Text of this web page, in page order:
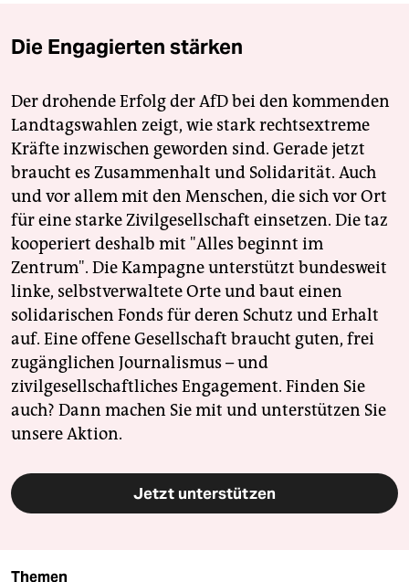
Die Engagierten stärken
Der drohende Erfolg der AfD bei den kommenden
Landtagswahlen zeigt, wie stark rechtsextreme
Kräfte inzwischen geworden sind. Gerade jetzt
braucht es Zusammenhalt und Solidarität. Auch
und vor allem mit den Menschen, die sich vor Ort
für eine starke Zivilgesellschaft einsetzen. Die taz
kooperiert deshalb mit "Alles beginnt im
Zentrum". Die Kampagne unterstützt bundesweit
linke, selbstverwaltete Orte und baut einen
solidarischen Fonds für deren Schutz und Erhalt
auf. Eine offene Gesellschaft braucht guten, frei
zugänglichen Journalismus – und
zivilgesellschaftliches Engagement. Finden Sie
auch? Dann machen Sie mit und unterstützen Sie
unsere Aktion.
Jetzt unterstützen
Themen